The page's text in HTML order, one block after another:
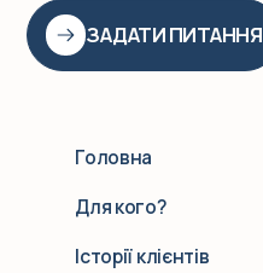
ЗАДАТИ ПИТАННЯ
Головна
Для кого?
Історії клієнтів